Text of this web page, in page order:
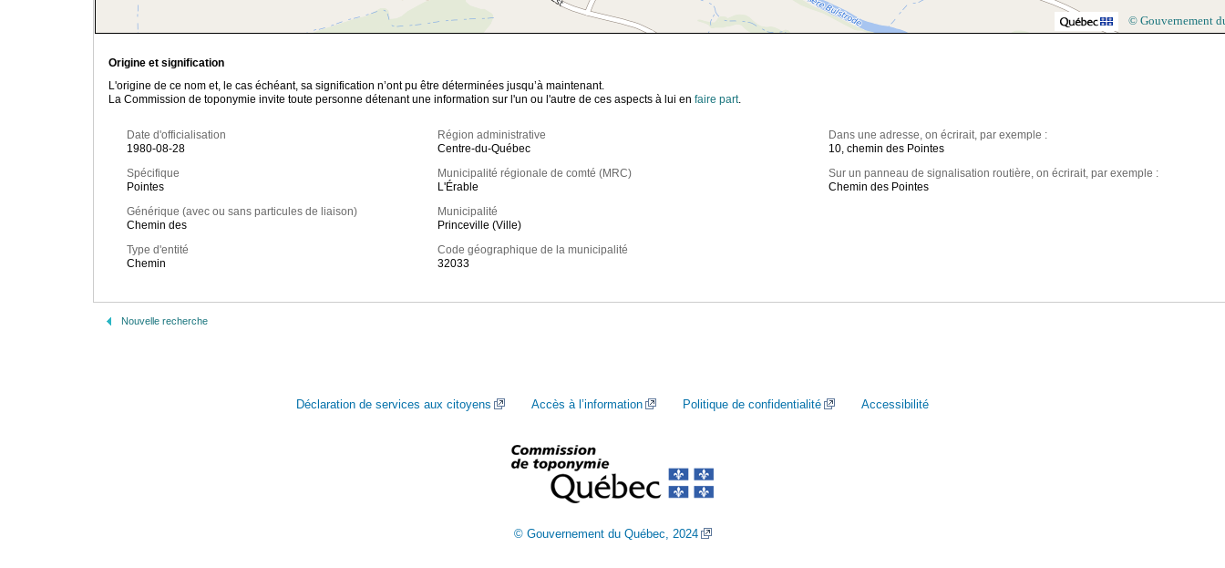
© Gouvernement
Origine et signification
L'origine de ce nom et, le cas échéant, sa signification n’ont pu être déterminées jusqu’à maintenant.
La Commission de toponymie invite toute personne détenant une information sur l'un ou l'autre de ces aspects à lui en faire part.
Date d'officialisation
1980-08-28
Spécifique
Pointes
Générique (avec ou sans particules de liaison)
Chemin des
Type d'entité
Chemin
Région administrative
Centre-du-Québec
Municipalité régionale de comté (MRC)
L'Érable
Municipalité
Princeville (Ville)
Code géographique de la municipalité
32033
Dans une adresse, on écrirait, par exemple :
10, chemin des Pointes
Sur un panneau de signalisation routière, on écrirait, par exemple :
Chemin des Pointes
Nouvelle recherche
Déclaration de services aux citoyens Accès à l’information Politique de confidentialité Accessibilité
© Gouvernement du Québec, 2024